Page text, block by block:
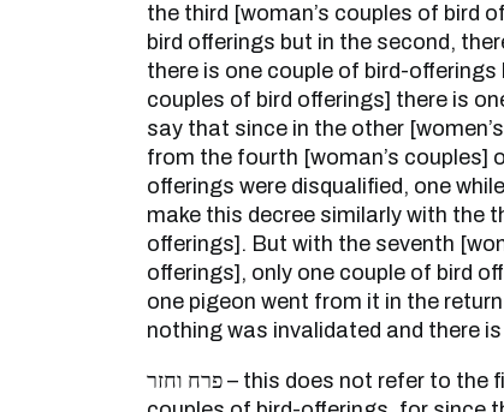
the third [woman’s couples of bird
bird offerings but in the second,
there is one couple of bird-offerings
couples of bird offerings] there is
say that since in the other
from the fourth [woman’s couples]
offerings were disqualified, one
make this decree similarly with the
offerings]. But with the seventh
offerings], only one couple of bird
one pigeon went from it in the
nothing was invalidated and there
פרח וחזר – this does not refer to the first or second [woman’s